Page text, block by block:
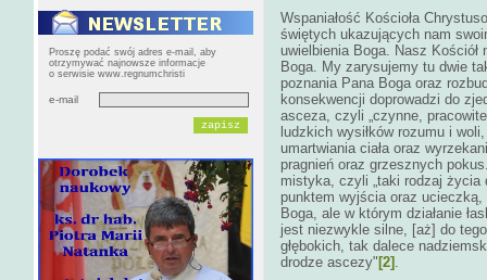
Proszę podać swój adres e-mail, aby
otrzymywać najnowsze informacje
o serwisie www.regnumchristi
e-mail
Wspaniałość Kościoła
świętych ukazujących nam
uwielbienia Boga. Nasz Kościół
Boga. My zarysujemy tu dwie
poznania Pana Boga oraz
konsekwencji doprowadzi do
asceza, czyli „czynne,
ludzkich wysiłków rozumu i
umartwiania ciała oraz
pragnień oraz grzesznych
mistyka, czyli „taki rodzaj życia
punktem wyjścia oraz
Boga, ale w którym działanie
jest niezwykle silne, [aż] do
głębokich, tak dalece
drodze ascezy" [2] .